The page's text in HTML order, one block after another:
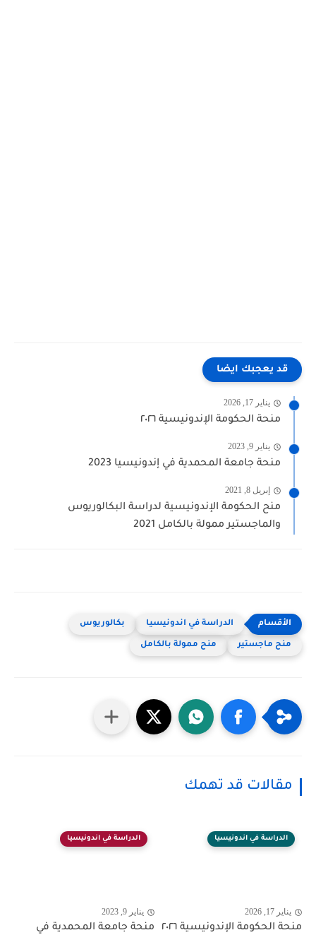
قد يعجبك ايضا
يناير 17, 2026
منحة الحكومة الإندونيسية ٢٠٢٦
يناير 9, 2023
منحة جامعة المحمدية في إندونيسيا 2023
إبريل 8, 2021
منح الحكومة الإندونيسية لدراسة البكالوريوس
والماجستير ممولة بالكامل 2021
الدراسة في اندونيسيا بكالوريوس
منح ماجستير منح ممولة بالكامل
مقالات قد تهمك
الدراسة في اندونيسيا
يناير 17, 2026
منحة الحكومة الإندونيسية ٢٠٢٦
الدراسة في اندونيسيا
يناير 9, 2023
منحة جامعة المحمدية في